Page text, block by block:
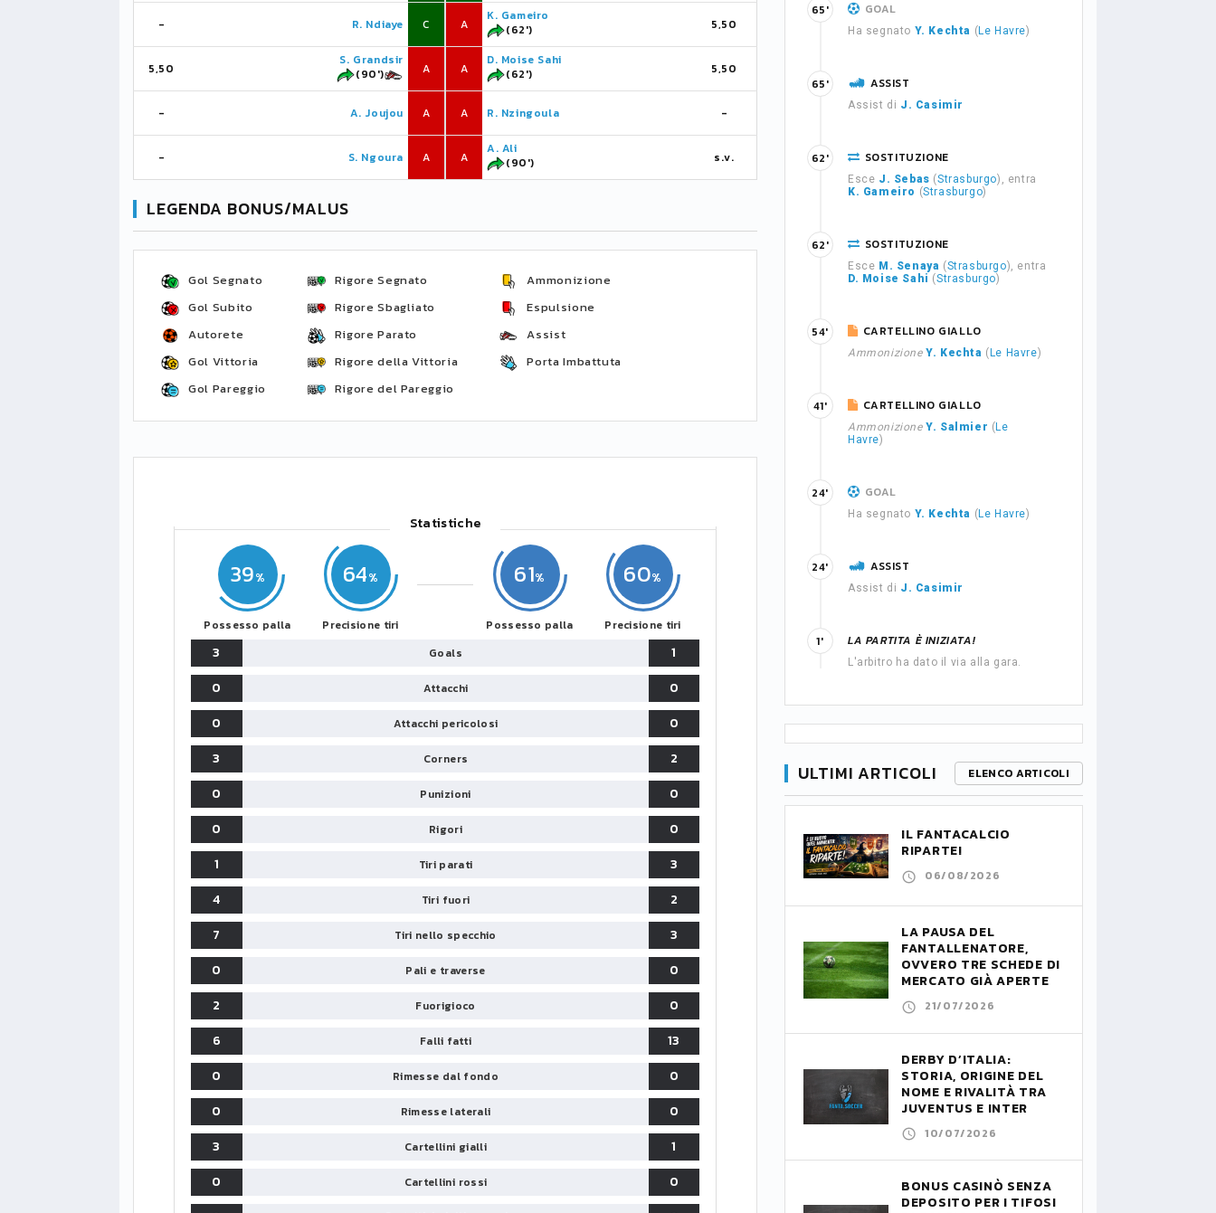
- R. Ndiaye C
5,50
S. Grandsir
(90')
A
- A. Joujou A
- S. Ngoura A
A
K. Gameiro
(62')
5,50
A
D. Moise Sahi
(62')
5,50
A R. Nzingoula -
A
A. Ali
(90')
s.v.
LEGENDA BONUS/MALUS
Gol Segnato
Gol Subito
Autorete
Gol Vittoria
Gol Pareggio
Rigore Segnato
Rigore Sbagliato
Rigore Parato
Rigore della Vittoria
Rigore del Pareggio
Ammonizione
Espulsione
Assist
Porta Imbattuta
Statistiche
39
Possesso palla
64
Precisione tiri
61
Possesso palla
60
Precisione tiri
3 Goals
1
0
Attacchi
0
0
Attacchi pericolosi
0
3
Corners
2
0
Punizioni
0
0
Rigori
0
1
Tiri parati
3
4
Tiri fuori
2
7
Tiri nello specchio
3
0
Pali e traverse
0
2
Fuorigioco
0
6
Falli fatti
13
0
Rimesse dal fondo
0
0
Rimesse laterali
0
3
Cartellini gialli
1
0
Cartellini rossi
0
GOAL
Ha segnato Y. Kechta ( Le Havre)
65'
ASSIST
Assist di J. Casimir
65'
SOSTITUZIONE
Esce J. Sebas (Strasburgo), entra
K. Gameiro (Strasburgo)
62'
SOSTITUZIONE
Esce M. Senaya (Strasburgo), entra
D. Moise Sahi (Strasburgo)
62'
CARTELLINO GIALLO
Ammonizione Y. Kechta ( Le Havre)
54'
CARTELLINO GIALLO
Ammonizione Y. Salmier ( Le
Havre)
41'
GOAL
Ha segnato Y. Kechta ( Le Havre)
24'
ASSIST
Assist di J. Casimir
24'
LA PARTITA È INIZIATA!
L'arbitro ha dato il via alla gara.
1'
ULTIMI ARTICOLI ELENCO ARTICOLI
IL FANTACALCIO
RIPARTE!
06/08/2026
LA PAUSA DEL
FANTALLENATORE,
OVVERO TRE SCHEDE DI
MERCATO GIÀ APERTE
21/07/2026
DERBY D’ITALIA:
STORIA, ORIGINE DEL
NOME E RIVALITÀ TRA
JUVENTUS E INTER
10/07/2026
BONUS CASINÒ SENZA
DEPOSITO PER I TIFOSI